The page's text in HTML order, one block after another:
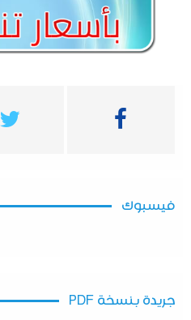
فيسبوك
جريدة بنسخة PDF